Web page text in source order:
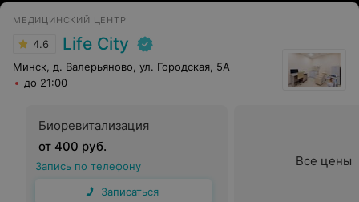
МЕДИЦИНСКИЙ ЦЕНТР
4.6 Life City
Минск, д. Валерьяново, ул. Городская, 5А
до 21:00
Биоревитализация
от 400 руб.
Запись по телефону
Записаться
Все цены